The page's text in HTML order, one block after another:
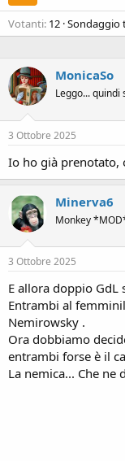
Votanti 12 Sondaggio
MonicaSo
Leggo... quindi
3 Ottobre 2025
Io ho già prenotato,
Minerva6
Monkey
3 Ottobre 2025
E allora doppio GdL
Entrambi al
Nemirowsky .
Ora dobbiamo
entrambi forse è il
La nemica... Che ne